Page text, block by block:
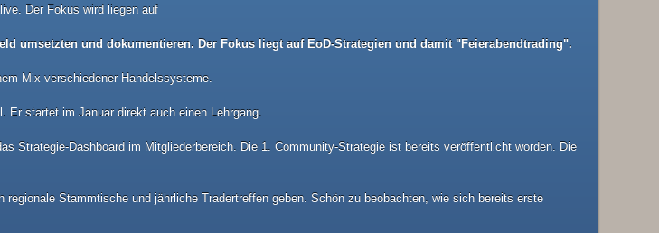
Der Fokus wird liegen auf
umsetzten und dokumentieren. Der Fokus liegt auf EoD-Strategien und damit "Feierabendtrading".
Mix verschiedener Handelssysteme.
Er startet im Januar direkt auch einen Lehrgang.
Strategie-Dashboard im Mitgliederbereich. Die 1. Community-Strategie ist bereits veröffentlicht worden. Die
Stammtische und jährliche Tradertreffen geben. Schön zu beobachten, wie sich bereits erste